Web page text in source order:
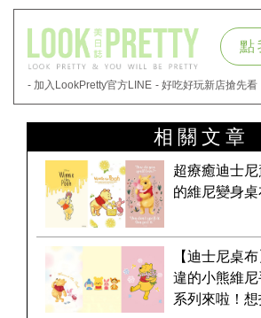
- 加入LookPretty官方LINE - 好吃好玩新店搶先看
點
相關文章
超療癒迪士
的維尼變身
【迪士尼桌
違的小熊維
系列來啦！